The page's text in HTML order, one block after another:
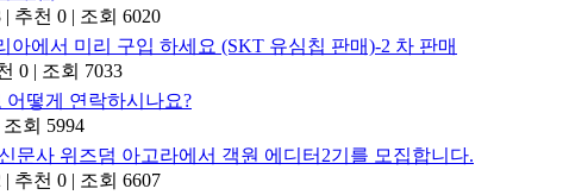
| 추천 0 | 조회 6020
아에서 미리 구입 하세요 (SKT 유심칩 판매)-2 차 판매
0 | 조회 7033
떻게 연락하시나요?
조회 5994
문사 위즈덤 아고라에서 객원 에디터2기를 모집합니다.
| 추천 0 | 조회 6607